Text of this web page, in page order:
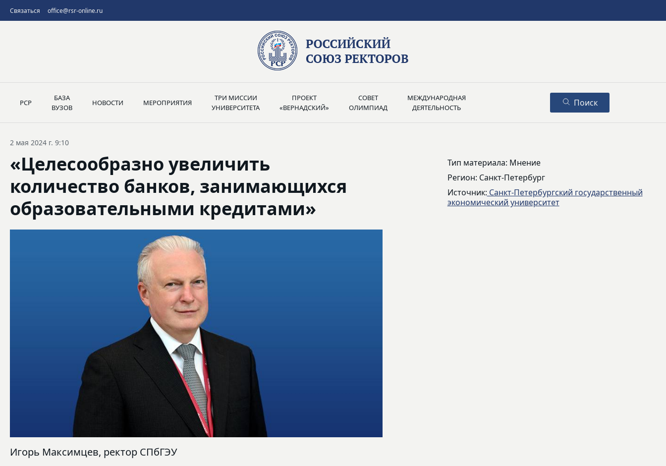
Связаться office@rsr-online.ru
РСР
БАЗА
ВУЗОВ
НОВОСТИ МЕРОПРИЯТИЯ
ТРИ МИССИИ
УНИВЕРСИТЕТА
ПРОЕКТ
«ВЕРНАДСКИЙ»
СОВЕТ
ОЛИМПИАД
МЕЖДУНАРОДНАЯ
ДЕЯТЕЛЬНОСТЬ
Поиск
2 мая 2024 г. 9:10
«Целесообразно увеличить
количество банков, занимающихся
образовательными кредитами»
Игорь Максимцев, ректор СПбГЭУ
Тип материала: Мнение
Регион: Санкт-Петербург
Источник: Санкт-Петербургский государственный
экономический университет